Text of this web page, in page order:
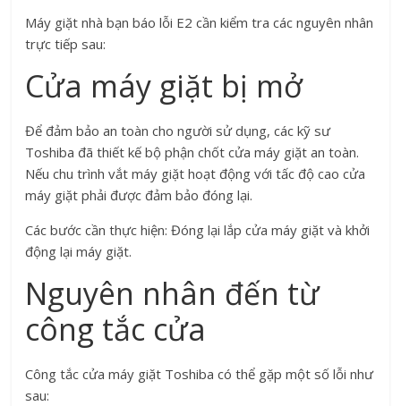
Máy giặt nhà bạn báo lỗi E2 cần kiểm tra các nguyên nhân
trực tiếp sau:
Cửa máy giặt bị mở
Để đảm bảo an toàn cho người sử dụng, các kỹ sư
Toshiba đã thiết kế bộ phận chốt cửa máy giặt an toàn.
Nếu chu trình vắt máy giặt hoạt động với tấc độ cao cửa
máy giặt phải được đảm bảo đóng lại.
Các bước cần thực hiện: Đóng lại lắp cửa máy giặt và khởi
động lại máy giặt.
Nguyên nhân đến từ
công tắc cửa
Công tắc cửa máy giặt Toshiba có thể gặp một số lỗi như
sau: